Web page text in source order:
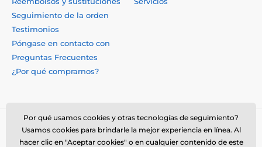
Seguimiento de la orden
Testimonios
Póngase en contacto con
Preguntas Frecuentes
¿Por qué comprarnos?
Por qué usamos cookies y otras tecnologías de seguimiento?
Usamos cookies para brindarle la mejor experiencia en línea. Al
hacer clic en "Aceptar cookies" o en cualquier contenido de este